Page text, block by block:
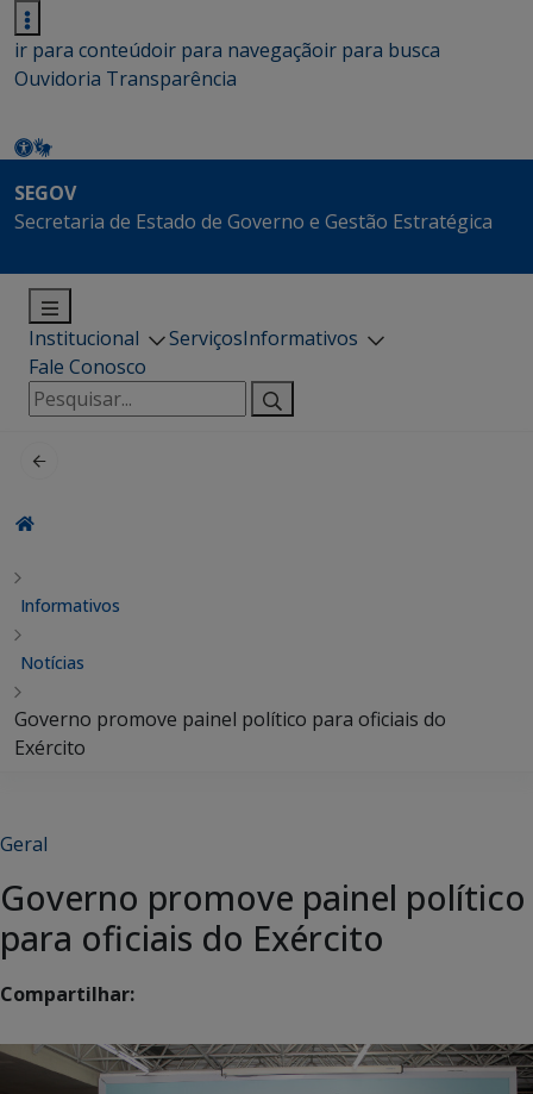
ir para conteúdoir para navegaçãoir para busca
Ouvidoria Transparência
SEGOV
Secretaria de Estado de Governo e Gestão Estratégica
Institucional ServiçosInformativos
Fale Conosco
Pesquisar
por:
Informativos
Notícias
Governo promove painel político para oficiais do
Exército
Geral
Governo promove painel político
para oficiais do Exército
Compartilhar: